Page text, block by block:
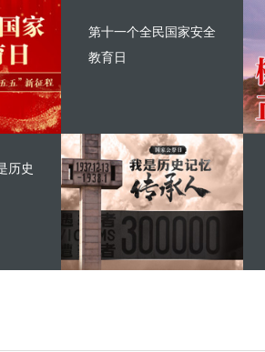
第十一个全民国家安全
教育日
历史